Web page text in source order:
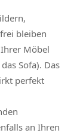
bleiben
Möbel
Sofa). Das
perfekt
an Ihren